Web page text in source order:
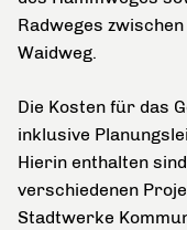
Radweges
Waidweg.
Die Kosten für das
inklusive
Hierin enthalten
verschiedenen
Stadtwerke